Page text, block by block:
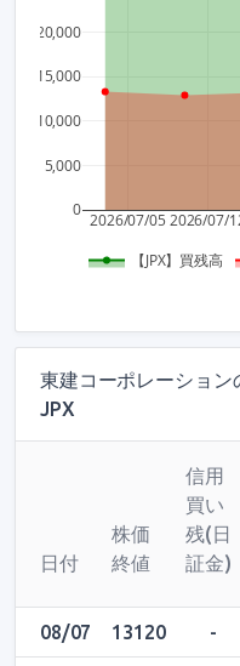
2026/07/05 2026/07/
0
5,000
10,000
15,000
20,000
【JPX】買残高
東建コーポレーション
JPX
日付
株価
終値
信用
買い
残(日
証金)
08/07 13120 -